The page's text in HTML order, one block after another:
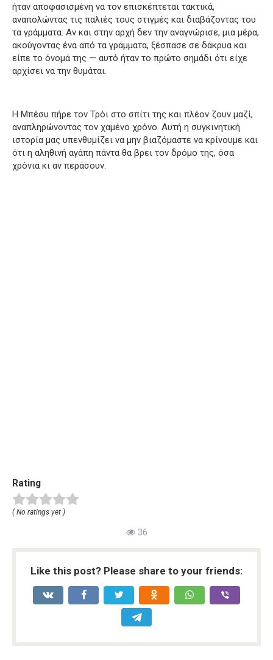
ήταν αποφασισμένη να τον επισκέπτεται τακτικά,
αναπολώντας τις παλιές τους στιγμές και διαβάζοντας του
τα γράμματα. Αν και στην αρχή δεν την αναγνώρισε, μια μέρα,
ακούγοντας ένα από τα γράμματα, ξέσπασε σε δάκρυα και
είπε το όνομά της — αυτό ήταν το πρώτο σημάδι ότι είχε
αρχίσει να την θυμάται.
Η Μπέσυ πήρε τον Τρόι στο σπίτι της και πλέον ζουν μαζί,
αναπληρώνοντας τον χαμένο χρόνο. Αυτή η συγκινητική
ιστορία μας υπενθυμίζει να μην βιαζόμαστε να κρίνουμε και
ότι η αληθινή αγάπη πάντα θα βρει τον δρόμο της, όσα
χρόνια κι αν περάσουν.
Rating
( No ratings yet )
36
Like this post? Please share to your friends: